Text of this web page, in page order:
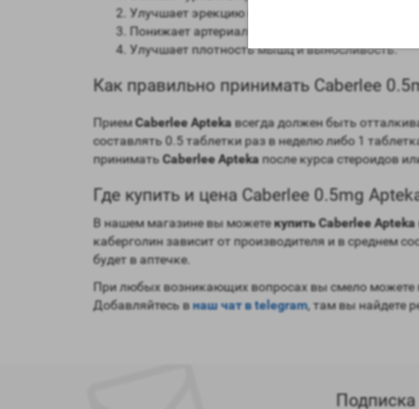
Улучшает эрекцию и скорость
Понижает артериальное давление;
Улучшает плотность мышц и выносливость.
Как правильно принимать Caberlee
ПриемCaberlee Aptekaвсегда должен быть
составлять 0.5 таблетки раз в неделю либо 1
приниматьCaberlee Aptekaпосле курса стероидов
Где купить и цена Caberlee 0.5mg
В нашем магазине вы можетекупить Caberlee Apteka
каберголин зависит от производителя и в среднем
будет в аптечке.
При любых возникающих вопросах вы смело можете
Добавляйтесь внаш чат в telegram, там вы найдете